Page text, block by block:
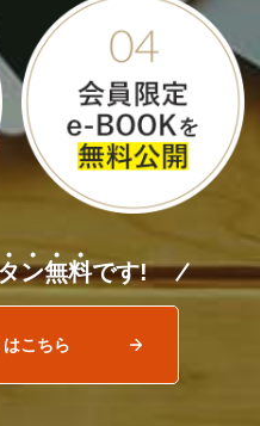
ン無料です!
こちら